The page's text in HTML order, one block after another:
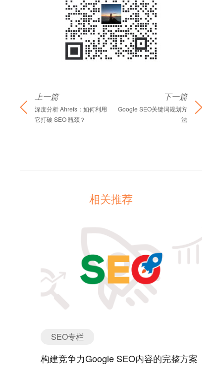
上一篇
深度分析 Ahrefs：如何利用
它打破 SEO 瓶颈？
下一篇
Google SEO关键词规划方
法
相关推荐
SEO专栏
构建竞争力Google SEO内容的完整方案